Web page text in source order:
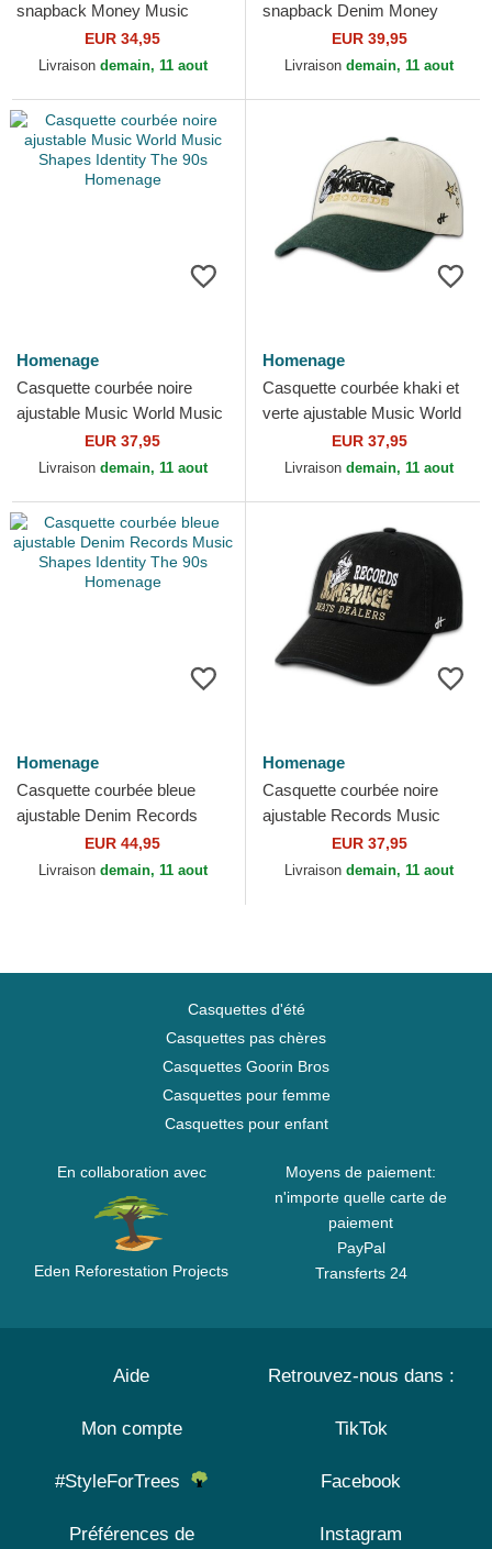
snapback Money Music
Shapes Identity The Snap
Homenage
EUR 34,95
Livraison demain, 11 aout
snapback Denim Money
Music Shapes Identity The
Snap Homenage
EUR 39,95
Livraison demain, 11 aout
Homenage
Casquette courbée noire
ajustable Music World Music
Shapes Identity The 90s
Homenage
EUR 37,95
Livraison demain, 11 aout
Homenage
Casquette courbée khaki et
verte ajustable Music World
Music Shapes Identity The
90s Homenage
EUR 37,95
Livraison demain, 11 aout
Homenage
Casquette courbée bleue
ajustable Denim Records
Music Shapes Identity The
90s Homenage
EUR 44,95
Livraison demain, 11 aout
Homenage
Casquette courbée noire
ajustable Records Music
Shapes Identity The 90s
Homenage
EUR 37,95
Livraison demain, 11 aout
Casquettes d'été
Casquettes pas chères
Casquettes Goorin Bros
Casquettes pour femme
Casquettes pour enfant
En collaboration avec
Eden Reforestation Projects
Moyens de paiement:
n'importe quelle carte de
paiement
PayPal
Transferts 24
Aide
Mon compte
#StyleForTrees
Préférences de
Retrouvez-nous dans :
TikTok
Facebook
Instagram